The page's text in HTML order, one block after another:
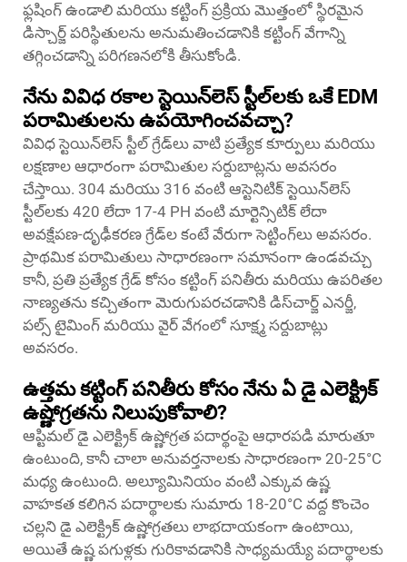
ఫ్లషింగ్ ఉండాలి మరియు కట్టింగ్ ప్రక్రియ మొత్తంలో స్థిరమైన
డిస్చార్జ్ పరిస్థితులను అనుమతించడానికి కట్టింగ్ వేగాన్ని
తగ్గించడాన్ని పరిగణనలోకి తీసుకోండి.
నేను వివిధ రకాల స్టెయిన్‌లెస్ స్టీల్‌లకు ఒకే EDM
పరామితులను ఉపయోగించవచ్చా?
వివిధ స్టెయిన్‌లెస్ స్టీల్ గ్రేడ్‌లు వాటి ప్రత్యేక కూర్పులు మరియు
లక్షణాల ఆధారంగా పరామితుల సర్దుబాట్లను అవసరం
చేస్తాయి. 304 మరియు 316 వంటి ఆస్టెనిటిక్ స్టెయిన్‌లెస్
స్టీల్‌లకు 420 లేదా 17-4 PH వంటి మార్టెన్సిటిక్ లేదా
అవక్షేపణ-దృఢీకరణ గ్రేడ్‌ల కంటే వేరుగా సెట్టింగ్‌లు అవసరం.
ప్రాథమిక పరామితులు సాధారణంగా సమానంగా ఉండవచ్చు
కానీ, ప్రతి ప్రత్యేక గ్రేడ్ కోసం కట్టింగ్ పనితీరు మరియు ఉపరితల
నాణ్యతను కచ్చితంగా మెరుగుపరచడానికి డిస్‌చార్జ్ ఎనర్జీ,
పల్స్ టైమింగ్ మరియు వైర్ వేగంలో సూక్ష్మ సర్దుబాట్లు
అవసరం.
ఉత్తమ కట్టింగ్ పనితీరు కోసం నేను ఏ డై ఎలెక్ట్రిక్
ఉష్ణోగ్రతను నిలుపుకోవాలి?
ఆప్టిమల్ డై ఎలెక్ట్రిక్ ఉష్ణోగ్రత పదార్థంపై ఆధారపడి మారుతూ
ఉంటుంది, కానీ చాలా అనువర్తనాలకు సాధారణంగా 20-25°C
మధ్య ఉంటుంది. అల్యూమినియం వంటి ఎక్కువ ఉష్ణ
వాహకత కలిగిన పదార్థాలకు సుమారు 18-20°C వద్ద కొంచెం
చల్లని డై ఎలెక్ట్రిక్ ఉష్ణోగ్రతలు లాభదాయకంగా ఉంటాయి,
అయితే ఉష్ణ పగుళ్లకు గురికావడానికి సాధ్యమయ్యే పదార్థాలకు